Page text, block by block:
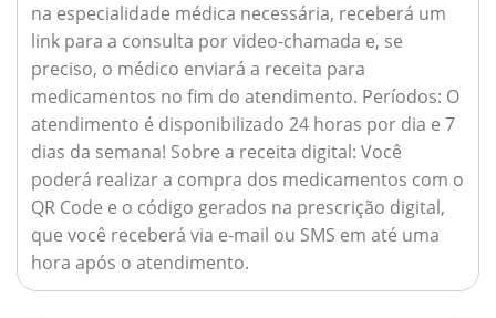
na especialidade médica necessária, receberá um
link para a consulta por video-chamada e, se
preciso, o médico enviará a receita para
medicamentos no fim do atendimento. Períodos: O
atendimento é disponibilizado 24 horas por dia e 7
dias da semana! Sobre a receita digital: Você
poderá realizar a compra dos medicamentos com o
QR Code e o código gerados na prescrição digital,
que você receberá via e-mail ou SMS em até uma
hora após o atendimento.